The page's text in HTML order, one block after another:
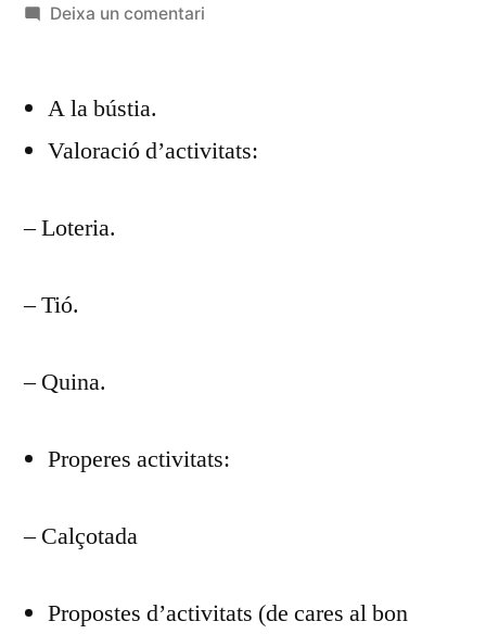
per
Deixa un comentaria
DEL
A la bústia.
Valoració d’activitats:
– Loteria.
– Tió.
– Quina.
Properes activitats:
– Calçotada
Propostes d’activitats (de cares al bon